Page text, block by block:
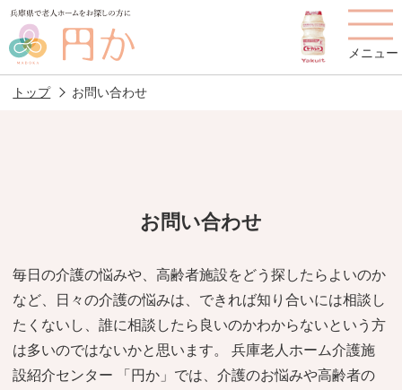
メニュー
老人ホームの種類 よくあるご質問
アクセス
相談者様の声 お役立ち情報
トップ お問い合わせ
お問い合わせ
毎日の介護の悩みや、高齢者施設をどう探したらよいのか
など、日々の介護の悩みは、できれば知り合いには相談し
たくないし、誰に相談したら良いのかわからないという方
は多いのではないかと思います。 兵庫老人ホーム介護施
設紹介センター 「円か」では、介護のお悩みや高齢者の